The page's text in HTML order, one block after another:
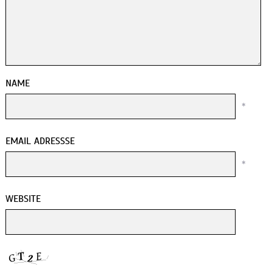
NAME
*
EMAIL ADRESSSE
*
WEBSITE